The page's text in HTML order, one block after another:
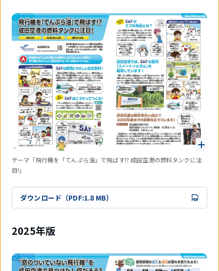
テーマ「飛行機を「てんぷら油」で飛ばす!? 成田空港の燃料タンクに注
目!」
ダウンロード（PDF:1.8 MB）
2025年版